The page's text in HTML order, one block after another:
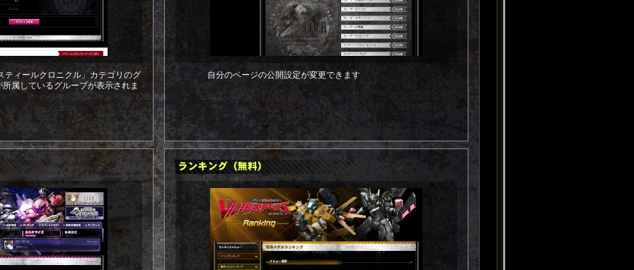
ィールクロニクル」カテゴリのグ
属しているグループが表示されま
自分のページの公開設定が変更できます